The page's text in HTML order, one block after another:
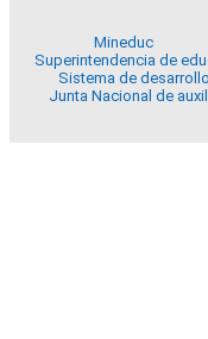
Mineduc
Superintendencia de
Sistema de
Junta Nacional de